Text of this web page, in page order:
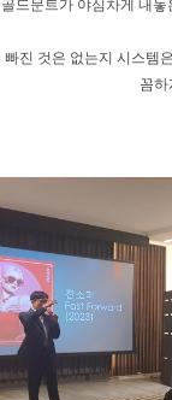
골드문트가 야심차게 내
빠진 것은 없는지 시스템
꼼